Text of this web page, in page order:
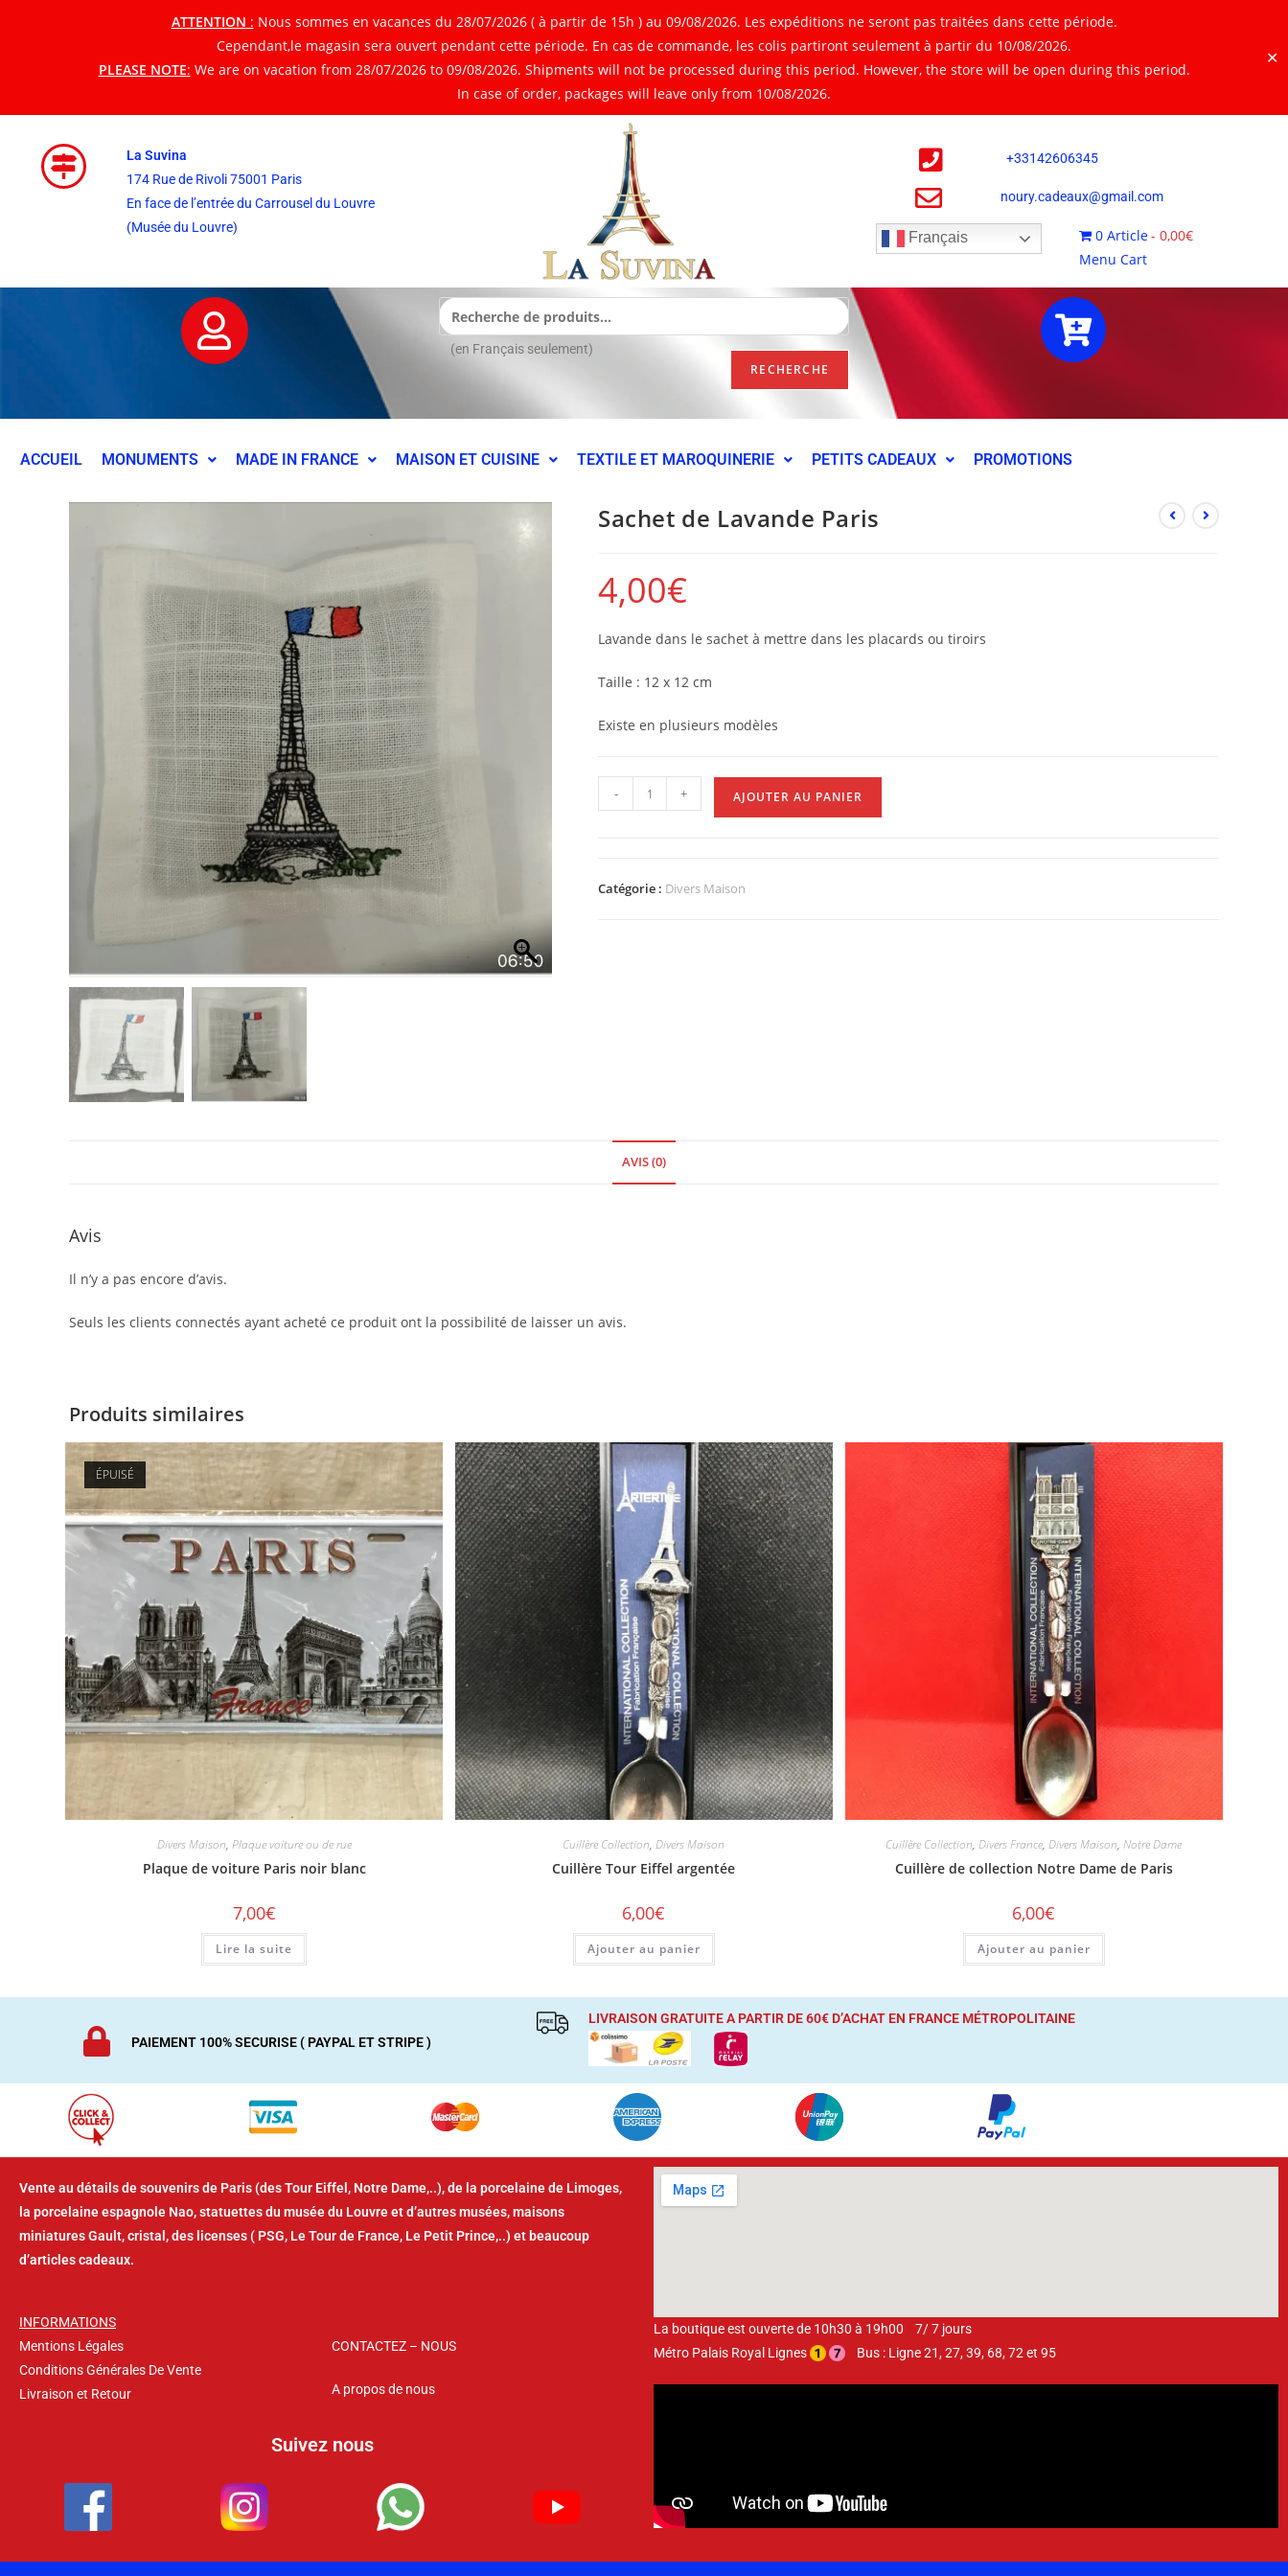
ATTENTION : Nous sommes en vacances du 28/07/2026 ( à partir de 15h ) au 09/08/2026. Les expéditions ne seront pas traitées dans cette période.
Cependant,le magasin sera ouvert pendant cette période. En cas de commande, les colis partiront seulement à partir du 10/08/2026.
PLEASE NOTE: We are on vacation from 28/07/2026 to 09/08/2026. Shipments will not be processed during this period. However, the store will be open during this period.
In case of order, packages will leave only from 10/08/2026.
✕
La Suvina
174 Rue de Rivoli 75001 Paris
En face de l’entrée du Carrousel du Louvre
(Musée du Louvre)
+33142606345
noury.cadeaux@gmail.com
Français 0 Article
0,00€
Menu Cart
RECHERCHE
(en Français seulement)
ACCUEIL MONUMENTS MADE IN FRANCE MAISON ET CUISINE TEXTILE ET MAROQUINERIE PETITS CADEAUX PROMOTIONS
Sachet de Lavande Paris
4,00€
Lavande dans le sachet à mettre dans les placards ou tiroirs
Taille : 12 x 12 cm
Existe en plusieurs modèles
- + AJOUTER AU PANIER
Catégorie : Divers Maison
AVIS (0)
Avis
Il n’y a pas encore d’avis.
Seuls les clients connectés ayant acheté ce produit ont la possibilité de laisser un avis.
Produits similaires
ÉPUISÉ
Divers Maison, Plaque voiture ou de rue
Plaque de voiture Paris noir blanc
7,00€
Lire la suite
Cuillère Collection,Divers Maison
Cuillère Tour Eiffel argentée
6,00€
Ajouter au panier
Cuillère Collection,Divers France,Divers Maison,Notre Dame
Cuillère de collection Notre Dame de Paris
6,00€
Ajouter au panier
PAIEMENT 100% SECURISE ( PAYPAL ET STRIPE )
LIVRAISON GRATUITE A PARTIR DE 60€ D’ACHAT EN FRANCE MÉTROPOLITAINE
Vente au détails de souvenirs de Paris (des Tour Eiffel, Notre Dame,..), de la porcelaine de Limoges,
la porcelaine espagnole Nao, statuettes du musée du Louvre et d’autres musées, maisons
miniatures Gault, cristal, des licenses ( PSG, Le Tour de France, Le Petit Prince,..) et beaucoup
d’articles cadeaux.
INFORMATIONS
Mentions Légales
Conditions Générales De Vente
Livraison et Retour
CONTACTEZ – NOUS
A propos de nous
Suivez nous
La boutique est ouverte de 10h30 à 19h00 7/ 7 jours
Métro Palais Royal Lignes
Bus : Ligne 21, 27, 39, 68, 72 et 95